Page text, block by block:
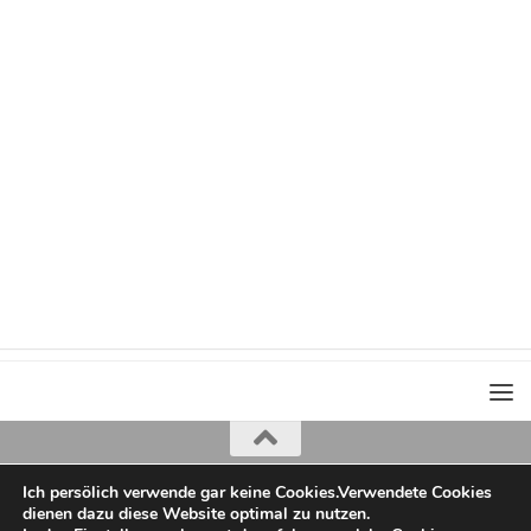
Iris Greiner
copyright 2022
Ich persölich verwende gar keine Cookies.Verwendete Cookies
dienen dazu diese Website optimal zu nutzen.